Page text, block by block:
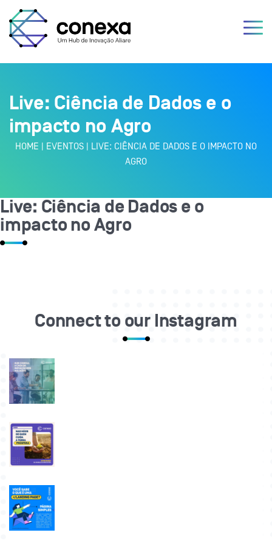
Live: Ciência de Dados e o
impacto no Agro
HOME | EVENTOS | LIVE: CIÊNCIA DE DADOS E O IMPACTO NO
AGRO
Live: Ciência de Dados e o
impacto no Agro
Connect to our Instagram